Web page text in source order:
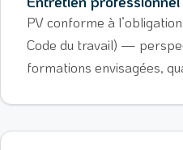
PV conforme à
Code du travail) —
formations envisagées,